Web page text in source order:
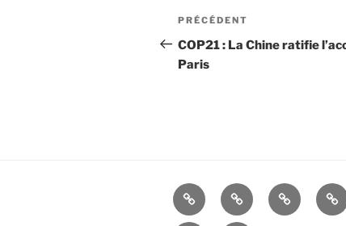
Navigation
de
l’article
Article
précédent
PRÉCÉDENT
COP21 : La Chine ratifie
Paris
Accueil Blog
Godefroy
Blog
Ariane